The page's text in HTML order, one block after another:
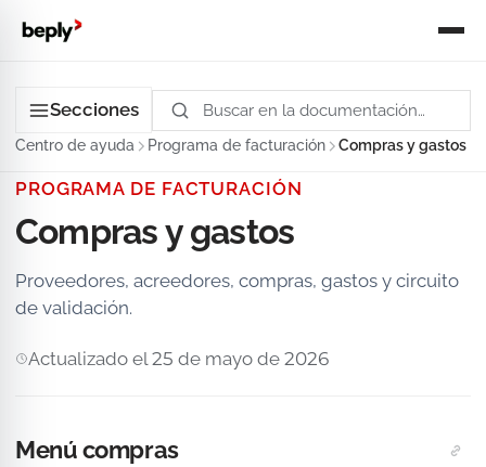
Secciones
Centro de ayuda Programa de facturación Compras y gastos
PROGRAMA DE FACTURACIÓN
Compras y gastos
Proveedores, acreedores, compras, gastos y circuito
de validación.
Actualizado el 25 de mayo de 2026
Menú compras